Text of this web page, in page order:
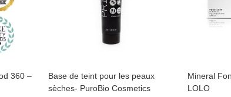
360 –
Base de teint pour les peaux
sèches- PuroBio Cosmetics
Mineral
LOLO
chosen
page